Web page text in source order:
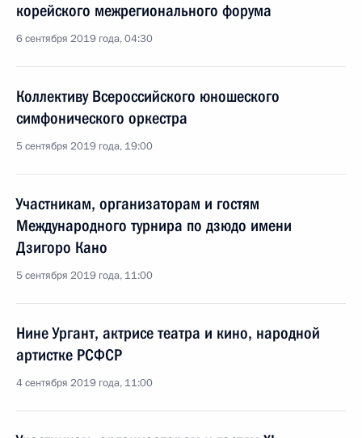
корейского межрегионального форума
6 сентября 2019 года, 04:30
Коллективу Всероссийского юношеского
симфонического оркестра
5 сентября 2019 года, 19:00
Участникам, организаторам и гостям
Международного турнира по дзюдо имени
Дзигоро Кано
5 сентября 2019 года, 11:00
Нине Ургант, актрисе театра и кино, народной
артистке РСФСР
4 сентября 2019 года, 11:00